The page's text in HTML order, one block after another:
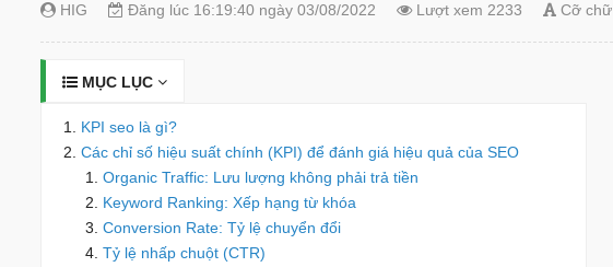
HIG Đăng lúc 16:19:40 ngày 03/08/2022 Lượt xem 2233 Cỡ chữ
MỤC LỤC
KPI seo là gì?
Các chỉ số hiệu suất chính (KPI) để đánh giá hiệu quả của SEO
Organic Traffic: Lưu lượng không phải trả tiền
Keyword Ranking: Xếp hạng từ khóa
Conversion Rate: Tỷ lệ chuyển đổi
Tỷ lệ nhấp chuột (CTR)